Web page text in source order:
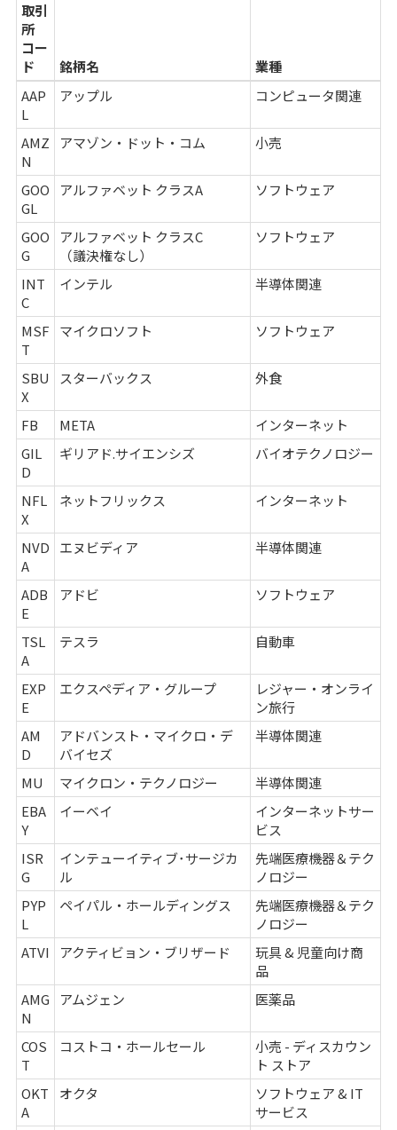
取引
所
コー
ド
銘柄名
業種
AAP
L
アップル コンピュータ関連
AMZ
N
アマゾン・ドット・コム 小売
GOO
GL
アルファベット クラスA ソフトウェア
GOO
G
アルファベット クラスC
（議決権なし）
ソフトウェア
INT
C
インテル 半導体関連
MSF
T
マイクロソフト ソフトウェア
SBU
X
スターバックス 外食
FB META
インターネット
GIL
D
ギリアド.サイエンシズ バイオテクノロジー
NFL
X
ネットフリックス インターネット
NVD
A
エヌビディア 半導体関連
ADB
E
アドビ ソフトウェア
TSL
A
テスラ 自動車
EXP
E
エクスペディア・グループ
レジャー・オンライ
ン旅行
AM
D
アドバンスト・マイクロ・デ
バイセズ
半導体関連
MU マイクロン・テクノロジー
半導体関連
EBA
Y
イーベイ
インターネットサー
ビス
ISR
G
インテューイティブ･サージカ
ル
先端医療機器＆テク
ノロジー
PYP
L
ペイパル・ホールディングス
先端医療機器＆テク
ノロジー
ATVI
アクティビョン・ブリザード
玩具 & 児童向け商
品
AMG
N
アムジェン 医薬品
COS
T
コストコ・ホールセール
小売 - ディスカウン
ト ストア
OKT
A
オクタ
ソフトウェア & IT
サービス